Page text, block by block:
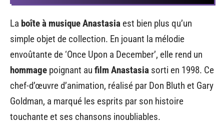
La boîte à musique Anastasia est bien plus qu’un
simple objet de collection. En jouant la mélodie
envoûtante de ‘Once Upon a December’, elle rend un
hommage poignant au film Anastasia sorti en 1998. Ce
chef-d’œuvre d’animation, réalisé par Don Bluth et Gary
Goldman, a marqué les esprits par son histoire
touchante et ses chansons inoubliables.